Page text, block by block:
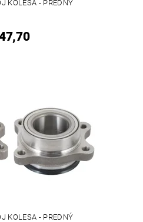
KOLESA - PREDNÝ
KOLESA - PREDNÝ